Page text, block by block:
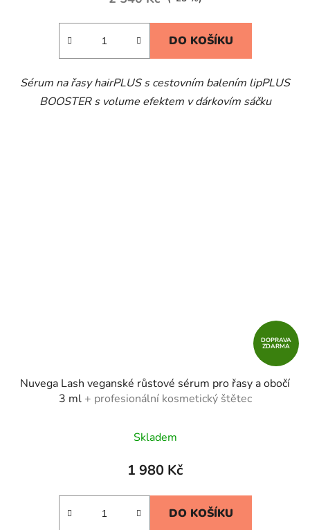
DO KOŠÍKU
Sérum na řasy hairPLUS s cestovním balením lipPLUS
BOOSTER s volume efektem v dárkovím sáčku
DOPRAVA
ZDARMA
Nuvega Lash veganské růstové sérum pro řasy a obočí
3 ml + profesionální kosmetický štětec
Skladem
1 980 Kč
DO KOŠÍKU